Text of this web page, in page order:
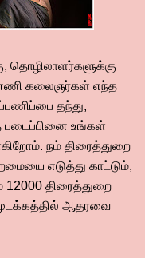
தொழிலாளர்களுக்கு
கலைஞர்கள் எந்த
தந்து,
படைப்பினை உங்கள்
நம் திரைத்துறை
எடுத்து காட்டும்,
12000 திரைத்துறை
ஆதரவை